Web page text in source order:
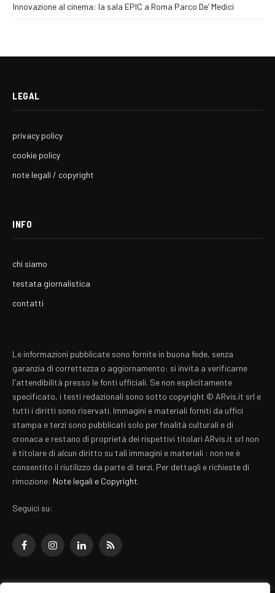
Innovazione al cinema: la sala EPIC a Roma Parco De’ Medici
LEGAL
privacy policy
cookie policy
note legali / copyright
INFO
chi siamo
testata giornalistica
contatti
Le informazioni pubblicate sono fornite in buona fede, senza
garanzia di correttezza o aggiornamento: si invita a verificarne
l'attendibilità presso le fonti ufficiali. Se non esplicitamente
specificato, i testi redazionali sono sotto copyright © ARvis.it srl e
tutti i diritti sono riservati. Immagini e materiali forniti da uffici
stampa e terzi sono pubblicati solo per finalità culturali e di
cronaca e restano di proprietà dei rispettivi titolari ARvis.it srl non
è titolare di alcun diritto su tali immagini e materiali : non ne è
consentito il riutilizzo da parte di terzi. Per dettagli e richieste di
rimozione: Note legali e Copyright.
Seguici su:
FacebookInstagramLinkedInRSS